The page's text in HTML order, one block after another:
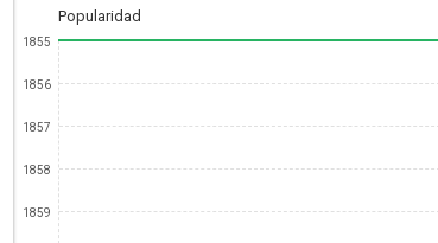
Popularidad
1855
1856
1857
1858
1859